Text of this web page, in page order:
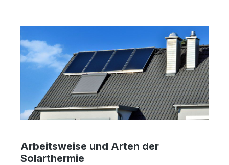
Arbeitsweise und Arten der
Solarthermie